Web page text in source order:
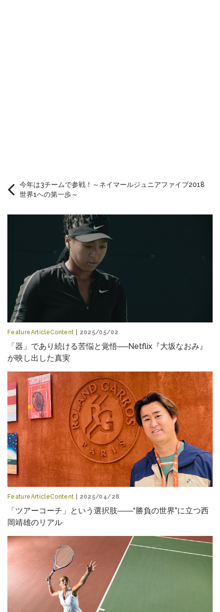
今年は3チームで参戦！～ネイマールジュニアファイブ2018
世界1への第一歩～
FeatureArticleContent | 2025/05/02
「器」であり続ける苦悩と覚悟──Netflix『大坂なおみ』
が映し出した真実
FeatureArticleContent | 2025/04/28
「ツアーコーチ」という選択肢――“勝負の世界”に立つ西
岡靖雄のリアル